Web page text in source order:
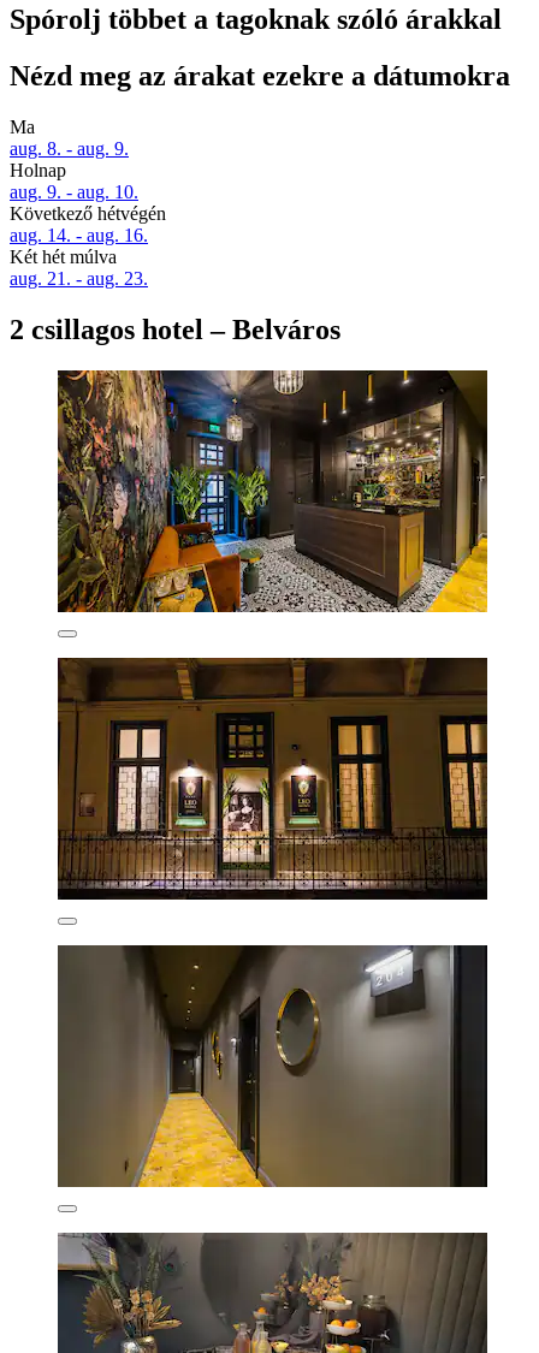
Spórolj többet a tagoknak szóló árakkal
Nézd meg az árakat ezekre a dátumokra
Ma
aug. 8. - aug. 9.
Holnap
aug. 9. - aug. 10.
Következő hétvégén
aug. 14. - aug. 16.
Két hét múlva
aug. 21. - aug. 23.
2 csillagos hotel – Belváros